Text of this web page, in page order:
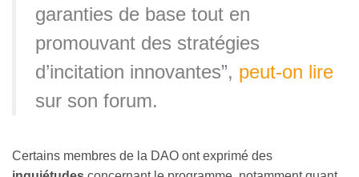
garanties de base tout en
promouvant des stratégies
d’incitation innovantes”, peut-on lire
sur son forum.
Certains membres de la DAO ont exprimé des